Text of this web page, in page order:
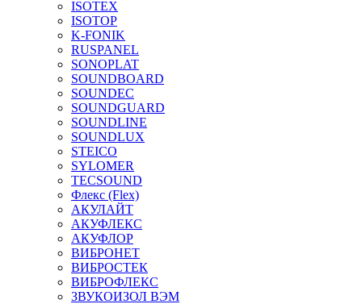
ISOTEX
ISOTOP
K-FONIK
RUSPANEL
SONOPLAT
SOUNDBOARD
SOUNDEC
SOUNDGUARD
SOUNDLINE
SOUNDLUX
STEICO
SYLOMER
TECSOUND
Флекс (Flex)
АКУЛАЙТ
АКУФЛЕКС
АКУФЛОР
ВИБРОНЕТ
ВИБРОСТЕК
ВИБРОФЛЕКС
ЗВУКОИЗОЛ ВЭМ